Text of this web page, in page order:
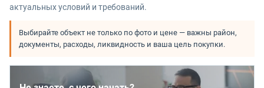
актуальных условий и требований.
Выбирайте объект не только по фото и цене — важны район,
документы, расходы, ликвидность и ваша цель покупки.
-
Район
Все районы
Поиск объекта по номеру